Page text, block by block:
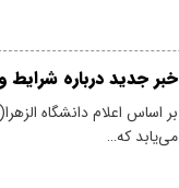
خبر جدید درباره شرایط
می‌یابد که…